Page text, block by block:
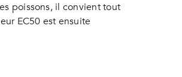
poissons, il convient tout
EC50 est ensuite